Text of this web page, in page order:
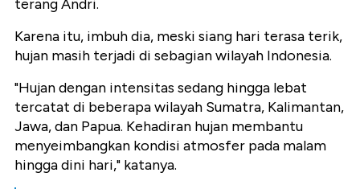
terang Andri.
Karena itu, imbuh dia, meski siang hari terasa terik,
hujan masih terjadi di sebagian wilayah Indonesia.
"Hujan dengan intensitas sedang hingga lebat
tercatat di beberapa wilayah Sumatra, Kalimantan,
Jawa, dan Papua. Kehadiran hujan membantu
menyeimbangkan kondisi atmosfer pada malam
hingga dini hari," katanya.